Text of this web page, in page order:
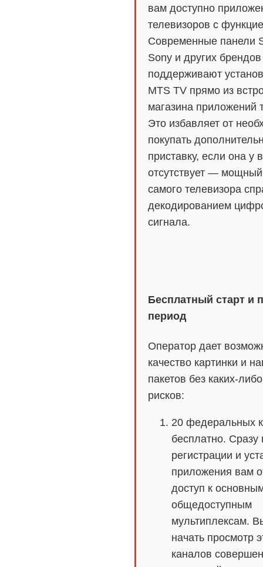
вам доступно
телевизоров с
Современные панели
Sony и других брендов
поддерживают
MTS TV прямо из
магазина приложений
Это избавляет от
покупать
приставку, если она у
отсутствует —
самого телевизора
декодированием
сигнала.
Бесплатный старт и
период
Оператор дает
качество картинки и
пакетов без каких-
рисков:
20 федеральных
бесплатно. Сразу
регистрации и
приложения вам
доступ к
общедоступным
мультиплексам.
начать просмотр
каналов